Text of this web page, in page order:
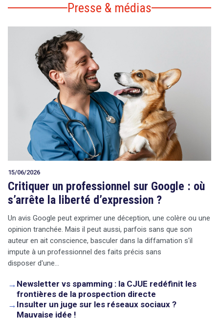
Presse & médias
15/06/2026
Critiquer un professionnel sur Google : où
s’arrête la liberté d’expression ?
Un avis Google peut exprimer une déception, une colère ou une
opinion tranchée. Mais il peut aussi, parfois sans que son
auteur en ait conscience, basculer dans la diffamation s'il
impute à un professionnel des faits précis sans
disposer d'une…
→ Newsletter vs spamming : la CJUE redéfinit les
frontières de la prospection directe
→ Insulter un juge sur les réseaux sociaux ?
Mauvaise idée !